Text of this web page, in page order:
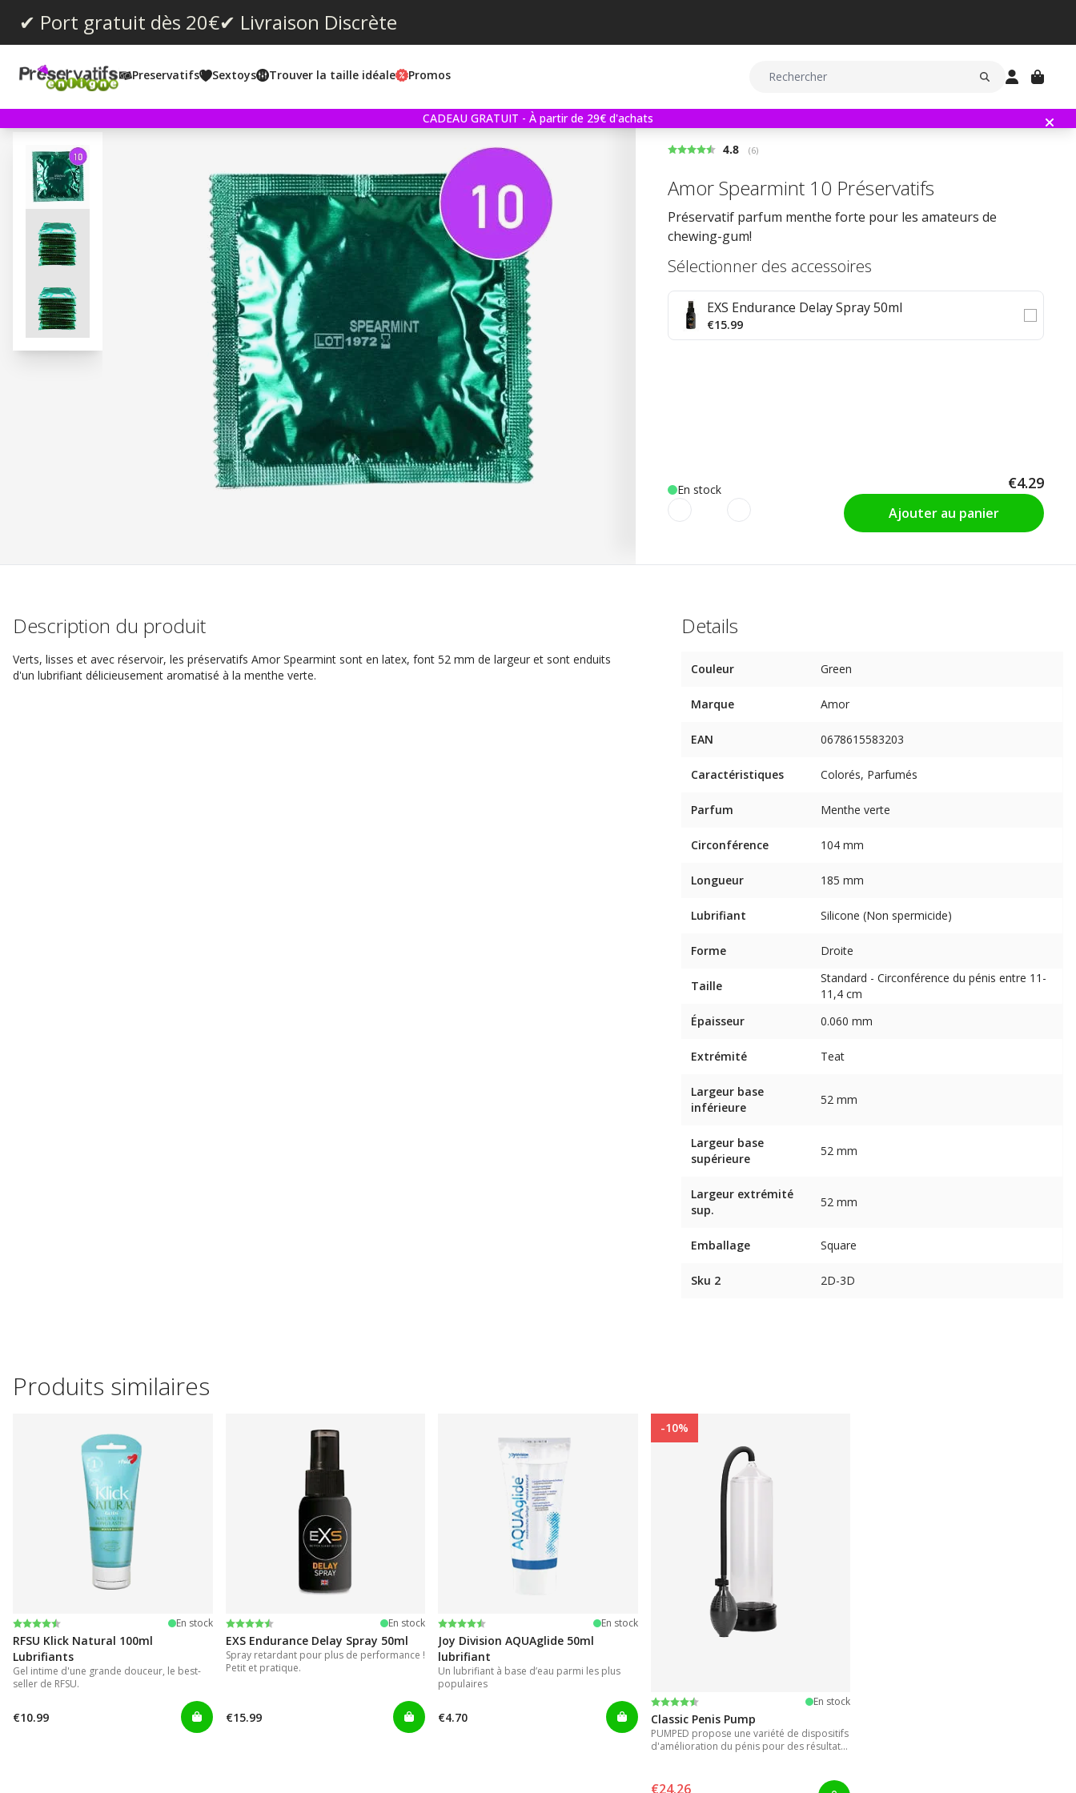
✔ Port gratuit dès 20€✔ Livraison Discrète
Preservatifs Sextoys Trouver la taille idéale Promos
CADEAU GRATUIT - À partir de 29€ d'achats
Note moyenne:
4.8 (votes:
6)
Amor Spearmint 10 Préservatifs
Préservatif parfum menthe forte pour les amateurs de
chewing-gum!
Sélectionner des accessoires
EXS Endurance Delay Spray 50ml
€15.99
En stock €4.29
Ajouter au panier
Description du produit
Verts, lisses et avec réservoir, les préservatifs Amor Spearmint sont en latex, font 52 mm de largeur et sont enduits
d'un lubrifiant délicieusement aromatisé à la menthe verte.
Details
Couleur Green
Marque Amor
EAN 0678615583203
Caractéristiques Colorés, Parfumés
Parfum Menthe verte
Circonférence 104 mm
Longueur 185 mm
Lubrifiant Silicone (Non spermicide)
Forme Droite
Taille
Standard - Circonférence du pénis entre 11-
11,4 cm
Épaisseur
0.060 mm
Extrémité Teat
Largeur base
inférieure
52 mm
Largeur base
supérieure
52 mm
Largeur extrémité
sup.
52 mm
Emballage Square
Sku 2 2D-3D
Produits similaires
Note:
4.4 sur 5 étoiles En stock
RFSU Klick Natural 100ml
Lubrifiants
Gel intime d'une grande douceur, le best-
seller de RFSU.
€10.99
Note:
4.2 sur 5 étoiles En stock
EXS Endurance Delay Spray 50ml
Spray retardant pour plus de performance !
Petit et pratique.
€15.99
Note:
4.2 sur 5 étoiles En stock
Joy Division AQUAglide 50ml
lubrifiant
Un lubrifiant à base d’eau parmi les plus
populaires
€4.70
-10%
Note:
4.3 sur 5 étoiles En stock
Classic Penis Pump
PUMPED propose une variété de dispositifs
d'amélioration du pénis pour des résultats
€24.26